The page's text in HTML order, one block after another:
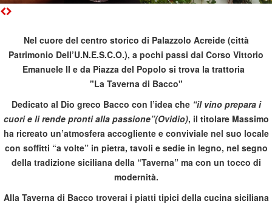
Nel cuore del centro storico di Palazzolo Acreide (città
Patrimonio Dell’U.N.E.S.C.O.), a pochi passi dal Corso Vittorio
Emanuele II e da Piazza del Popolo si trova la trattoria
"La Taverna di Bacco"
Dedicato al Dio greco Bacco con l’idea che “il vino prepara i
cuori e li rende pronti alla passione”(Ovidio), il titolare Massimo
ha ricreato un’atmosfera accogliente e conviviale nel suo locale
con soffitti “a volte” in pietra, tavoli e sedie in legno, nel segno
della tradizione siciliana della “Taverna” ma con un tocco di
modernità.
Alla Taverna di Bacco troverai i piatti tipici della cucina siciliana